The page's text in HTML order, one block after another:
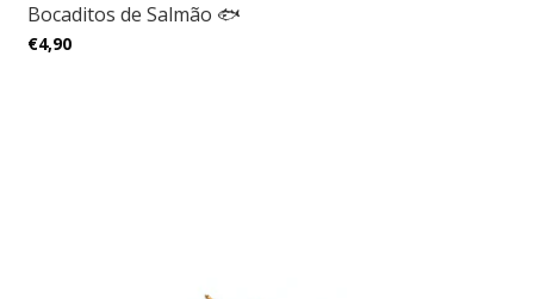
Bocaditos de Salmão 🐟
€4,90